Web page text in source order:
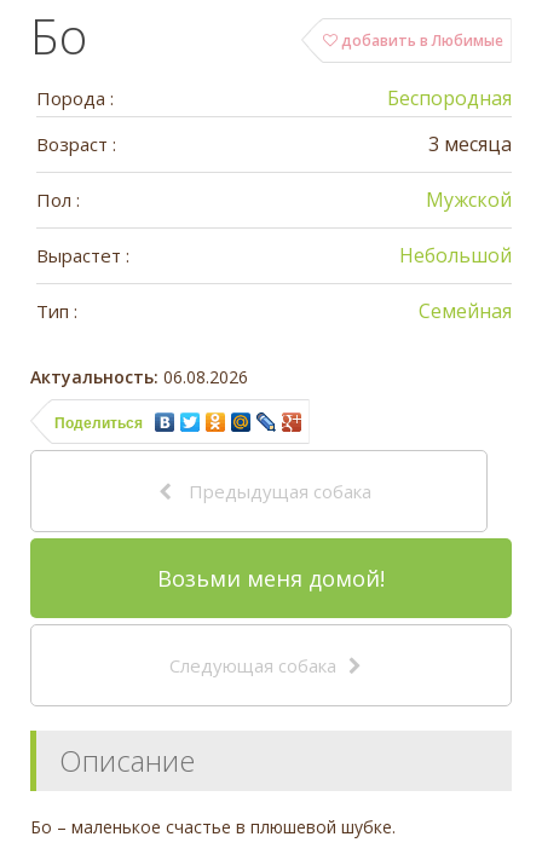
добавить в Любимые
Бо
Порода : Беспородная
Возраст : 3 месяца
Пол : Мужской
Вырастет : Небольшой
Тип : Семейная
Актуальность: 06.08.2026
Поделиться
Предыдущая собака
Возьми меня домой!
Следующая собака
Описание
Бо – маленькое счастье в плюшевой шубке.